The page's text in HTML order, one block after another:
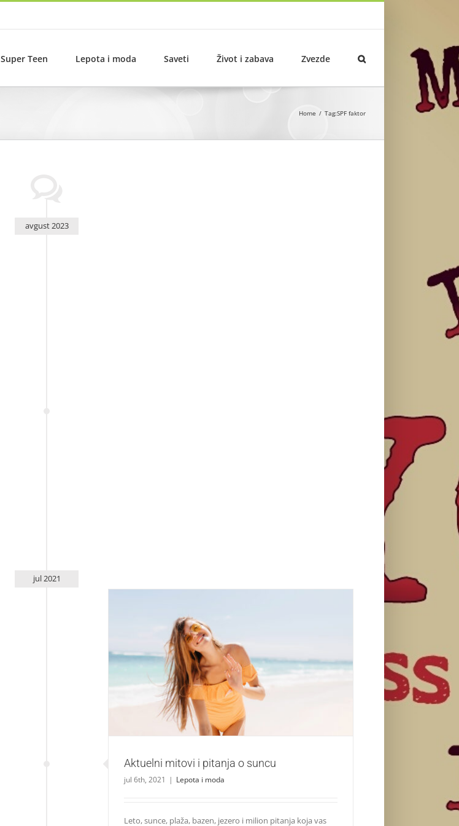
Super Teen Lepota i moda Saveti Život i zabava Zvezde
Home Tag:SPF faktor
avgust 2023
jul 2021
Aktuelni mitovi i pitanja o suncu
Lepota i moda
Aktuelni mitovi i pitanja o suncu
jul 6th, 2021 | Lepota i moda
Leto, sunce, plaža, bazen, jezero i milion pitanja koja vas